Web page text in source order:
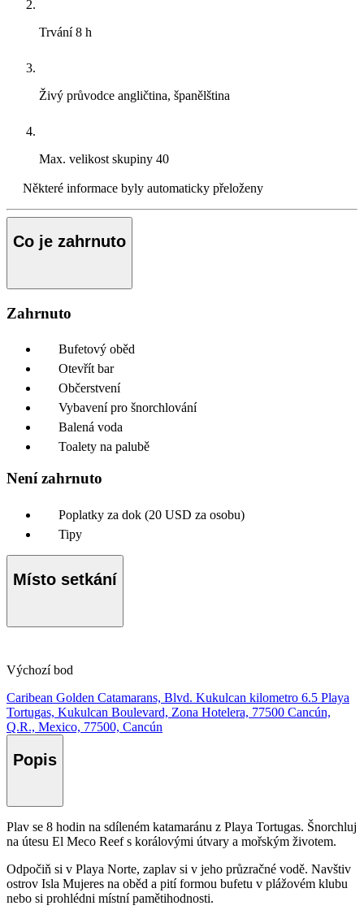
Trvání8 h
Živý průvodce angličtina, španělština
Max. velikost skupiny 40
Některé informace byly automaticky přeloženy
Co je zahrnuto
Zahrnuto
Bufetový oběd
Otevřít bar
Občerstvení
Vybavení pro šnorchlování
Balená voda
Toalety na palubě
Není zahrnuto
Poplatky za dok (20 USD za osobu)
Tipy
Místo setkání
Výchozí bod
Caribean Golden Catamarans, Blvd. Kukulcan kilometro 6.5 Playa
Tortugas, Kukulcan Boulevard, Zona Hotelera, 77500 Cancún,
Q.R., Mexico, 77500, Cancún
Popis
Plav se 8 hodin na sdíleném katamaránu z Playa Tortugas. Šnorchluj
na útesu El Meco Reef s korálovými útvary a mořským životem.
Odpočiň si v Playa Norte, zaplav si v jeho průzračné vodě. Navštiv
ostrov Isla Mujeres na oběd a pití formou bufetu v plážovém klubu
nebo si prohlédni místní pamětihodnosti.